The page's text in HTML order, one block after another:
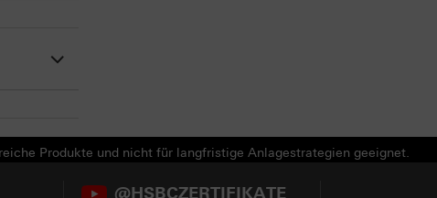
Produkte und nicht für langfristige Anlagestrategien geeignet.
@HSBCZERTIFIKATE